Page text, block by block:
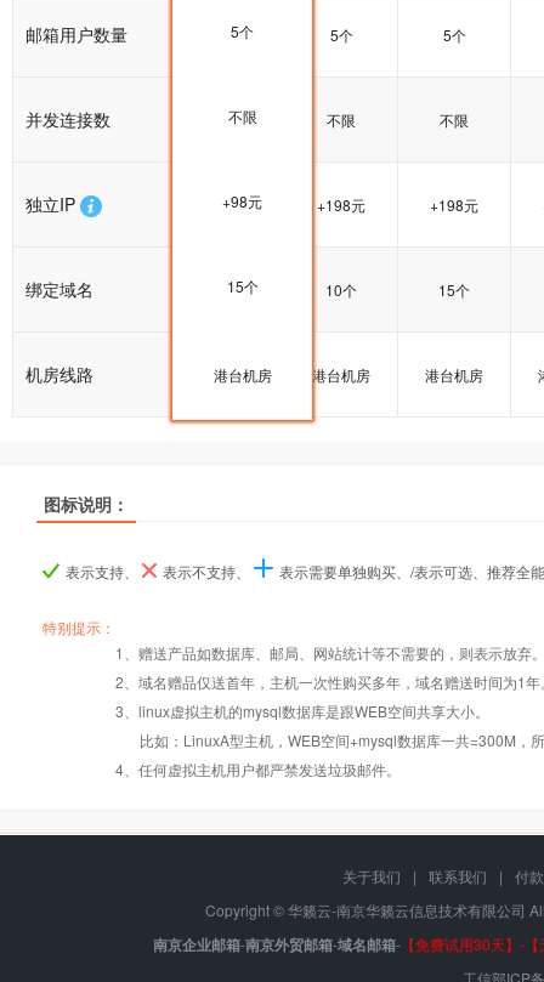
邮箱用户数量 5个 5个 5个
并发连接数 不限 不限 不限
独立IP +198元 +198元 +198元
绑定域名 15个 10个 15个
机房线路 港台机房 港台机房 港台机房
5个
不限
+98元
15个
港台机房
产品名称
Windows2008/
Linux
Windows2008/
Linux
Windows2008/
Linux
产品名称
错误页面定义
产品名称
数据定期备份
数据自助恢复
图标说明：
表示支持、 表示不支持、 表示需要单独购买、/表示可选、推荐全
特别提示：
1、赠送产品如数据库、邮局、网站统计等不需要的，则表示放弃
2、域名赠品仅送首年，主机一次性购买多年，域名赠送时间为1年
3、linux虚拟主机的mysql数据库是跟WEB空间共享大小。
比如：LinuxA型主机，WEB空间+mysql数据库一共=300M，
4、任何虚拟主机用户都严禁发送垃圾邮件。
关于我们 | 联系我们 |
付
Copyright © 华籁云-南京华籁云信息技术有限公
南京企业邮箱-南京外贸邮箱-域名邮箱- 【免费试用30天】-
工信部ICP